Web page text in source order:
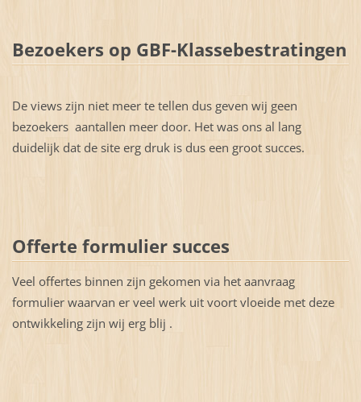
Bezoekers op GBF-Klassebestratingen
De views zijn niet meer te tellen dus geven wij geen
bezoekers aantallen meer door. Het was ons al lang
duidelijk dat de site erg druk is dus een groot succes.
Offerte formulier succes
Veel offertes binnen zijn gekomen via het aanvraag
formulier waarvan er veel werk uit voort vloeide met deze
ontwikkeling zijn wij erg blij .